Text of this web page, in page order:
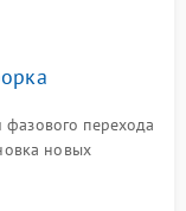
перехода
новых
память и цепи
подключение и